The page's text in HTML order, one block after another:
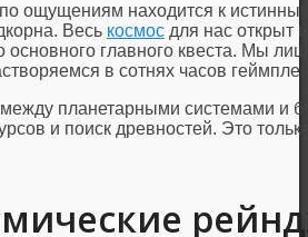
ощущениям находится к
Весь космос для нас открыт
основного главного квеста. Мы
в сотнях часов
планетарными системами и
и поиск древностей. Это